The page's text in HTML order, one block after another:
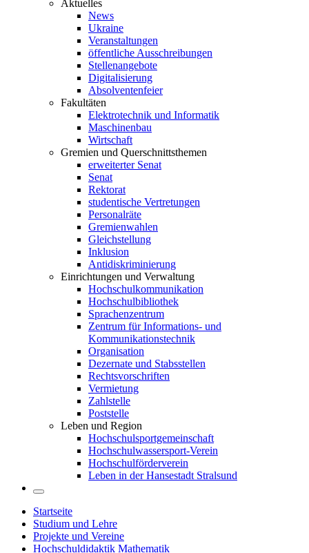
Aktuelles
News
Ukraine
Veranstaltungen
öffentliche Ausschreibungen
Stellenangebote
Digitalisierung
Absolventenfeier
Fakultäten
Elektrotechnik und Informatik
Maschinenbau
Wirtschaft
Gremien und Querschnittsthemen
erweiterter Senat
Senat
Rektorat
studentische Vertretungen
Personalräte
Gremienwahlen
Gleichstellung
Inklusion
Antidiskriminierung
Einrichtungen und Verwaltung
Hochschulkommunikation
Hochschulbibliothek
Sprachenzentrum
Zentrum für Informations- und
Kommunikationstechnik
Organisation
Dezernate und Stabsstellen
Rechtsvorschriften
Vermietung
Zahlstelle
Poststelle
Leben und Region
Hochschulsportgemeinschaft
Hochschulwassersport-Verein
Hochschulförderverein
Leben in der Hansestadt Stralsund
Startseite
Studium und Lehre
Projekte und Vereine
Hochschuldidaktik Mathematik